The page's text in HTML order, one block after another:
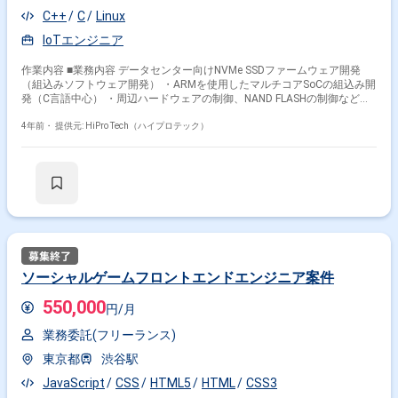
C++
C
Linux
IoTエンジニア
作業内容 ■業務内容 データセンター向けNVMe SSDファームウェア開発
（組込みソフトウェア開発） ・ARMを使用したマルチコアSoCの組込み開
発（C言語中心） ・周辺ハードウェアの制御、NAND FLASHの制御などの
開発 ・開発TAT向上のためのツール開発・自動化環境構築 ■特徴 ・安
を発揮して業務を推進していくことができる ・PCI Expressを含め、今後
4年前・ 提供元: HiPro Tech（ハイプロテック）
ソーシャルゲームフロントエンドエンジニア案件
550,000円/月
業務委託(フリーランス)
東京都
渋谷駅
JavaScript
CSS HTML5 HTML CSS3